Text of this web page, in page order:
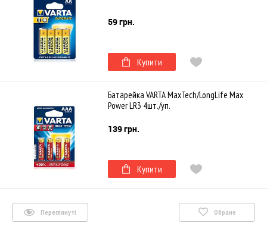
59 грн.
Купити
Батарейка VARTA MaxTech/LongLife Max
Power LR3 4шт./уп.
139 грн.
Купити
Переглянуті Обране